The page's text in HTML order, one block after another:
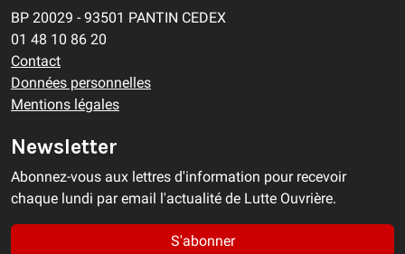
BP 20029 - 93501 PANTIN CEDEX
01 48 10 86 20
Contact
Données personnelles
Mentions légales
Newsletter
Abonnez-vous aux lettres d'information pour recevoir
chaque lundi par email l'actualité de Lutte Ouvrière.
S'abonner